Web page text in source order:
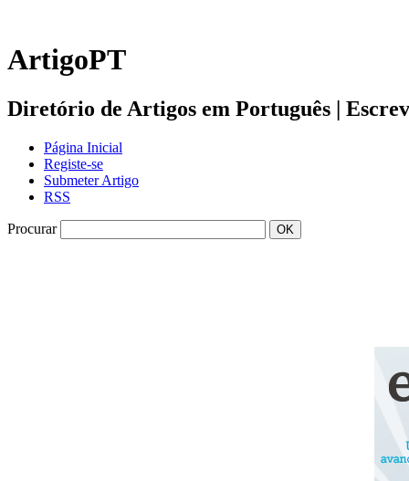
ArtigoPT
Diretório de Artigos em Português |
Página Inicial
Registe-se
Submeter Artigo
RSS
Procurar